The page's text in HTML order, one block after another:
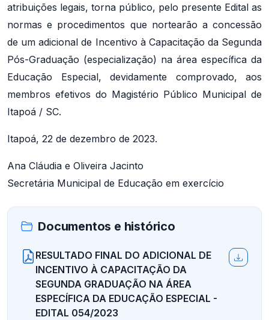
atribuições legais, torna público, pelo presente Edital as
normas e procedimentos que nortearão a concessão
de um adicional de Incentivo à Capacitação da Segunda
Pós-Graduação (especialização) na área específica da
Educação Especial, devidamente comprovado, aos
membros efetivos do Magistério Público Municipal de
Itapoá / SC.
Itapoá, 22 de dezembro de 2023.
Ana Cláudia e Oliveira Jacinto
Secretária Municipal de Educação em exercício
Documentos e histórico
RESULTADO FINAL DO ADICIONAL DE
INCENTIVO À CAPACITAÇÃO DA
SEGUNDA GRADUAÇÃO NA ÁREA
ESPECÍFICA DA EDUCAÇÃO ESPECIAL -
EDITAL 054/2023